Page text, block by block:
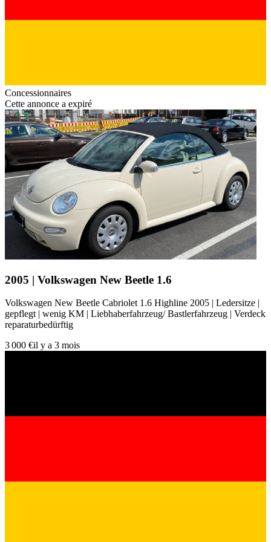
Concessionnaires
Cette annonce a expiré
2005 | Volkswagen New Beetle 1.6
Volkswagen New Beetle Cabriolet 1.6 Highline 2005 | Ledersitze |
gepflegt | wenig KM | Liebhaberfahrzeug/ Bastlerfahrzeug | Verdeck
reparaturbedürftig
3 000 €il y a 3 mois